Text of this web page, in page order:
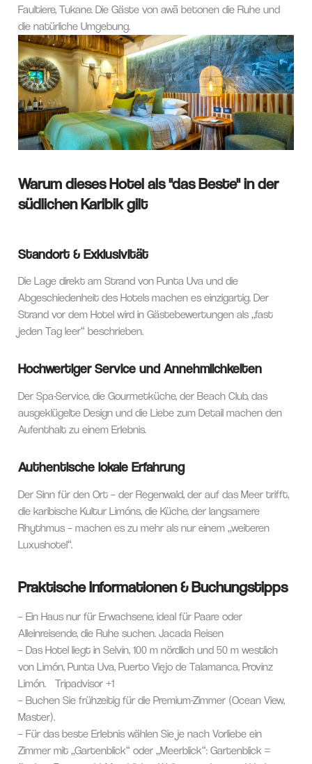
Faultiere, Tukane. Die Gäste von awā betonen die Ruhe und
die natürliche Umgebung.
Warum dieses Hotel als "das Beste" in der
südlichen Karibik gilt
Standort & Exklusivität
Die Lage direkt am Strand von Punta Uva und die
Abgeschiedenheit des Hotels machen es einzigartig. Der
Strand vor dem Hotel wird in Gästebewertungen als „fast
jeden Tag leer“ beschrieben.
Hochwertiger Service und Annehmlichkeiten
Der Spa-Service, die Gourmetküche, der Beach Club, das
ausgeklügelte Design und die Liebe zum Detail machen den
Aufenthalt zu einem Erlebnis.
Authentische lokale Erfahrung
Der Sinn für den Ort – der Regenwald, der auf das Meer trifft,
die karibische Kultur Limóns, die Küche, der langsamere
Rhythmus – machen es zu mehr als nur einem „weiteren
Luxushotel“.
Praktische Informationen & Buchungstipps
– Ein Haus nur für Erwachsene, ideal für Paare oder
Alleinreisende, die Ruhe suchen.Jacada Reisen
– Das Hotel liegt in Selvin, 100 m nördlich und 50 m westlich
von Limón, Punta Uva, Puerto Viejo de Talamanca, Provinz
Limón.
Tripadvisor +1
– Buchen Sie frühzeitig für die Premium-Zimmer (Ocean View,
Master).
– Für das beste Erlebnis wählen Sie je nach Vorliebe ein
Zimmer mit „Gartenblick“ oder „Meerblick“: Gartenblick =